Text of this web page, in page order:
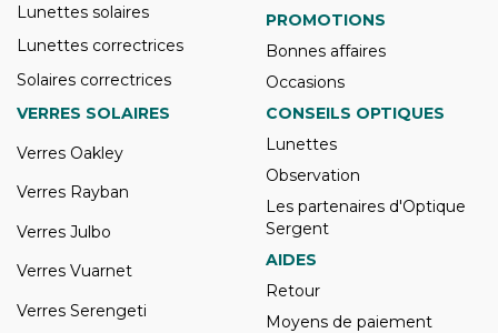
Lunettes solaires
Lunettes correctrices
Solaires correctrices
PROMOTIONS
Bonnes affaires
Occasions
VERRES SOLAIRES
Verres Oakley
Verres Rayban
Verres Julbo
Verres Vuarnet
Verres Serengeti
CONSEILS OPTIQUES
Lunettes
Observation
Les partenaires d'Optique
Sergent
AIDES
Retour
Moyens de paiement